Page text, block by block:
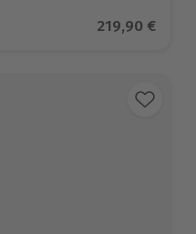
1 BewertungenAktueller
219,90 €